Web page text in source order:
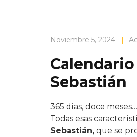
Noviembre 5, 2024
Sebastián
365 días, doce
Todas esas
Sebastián, que se